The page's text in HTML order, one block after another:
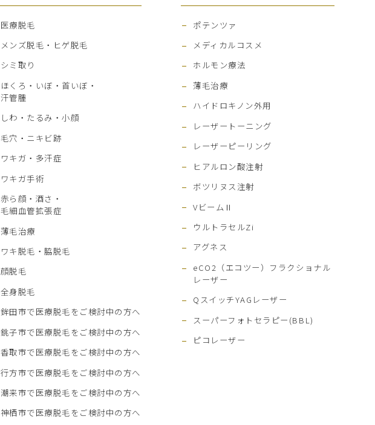
医療脱毛
メンズ脱毛・ヒゲ脱毛
シミ取り
ほくろ・いぼ・首いぼ・
汗管腫
しわ・たるみ・小顔
毛穴・ニキビ跡
ワキガ・多汗症
ワキガ手術
赤ら顔・酒さ・
毛細血管拡張症
薄毛治療
ワキ脱毛・脇脱毛
顔脱毛
全身脱毛
鉾田市で医療脱毛をご検討中の方へ
銚子市で医療脱毛をご検討中の方へ
香取市で医療脱毛をご検討中の方へ
行方市で医療脱毛をご検討中の方へ
潮来市で医療脱毛をご検討中の方へ
神栖市で医療脱毛をご検討中の方へ
ポテンツァ
メディカルコスメ
ホルモン療法
薄毛治療
ハイドロキノン外用
レーザートーニング
レーザーピーリング
ヒアルロン酸注射
ボツリヌス注射
VビームⅡ
ウルトラセルZi
アグネス
eCO2（エコツー）フラクショナル
レーザー
QスイッチYAGレーザー
スーパーフォトセラピー(BBL)
ピコレーザー